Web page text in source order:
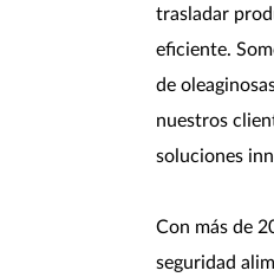
trasladar
eficiente.
de
nuestros
soluciones
Con más de
seguridad